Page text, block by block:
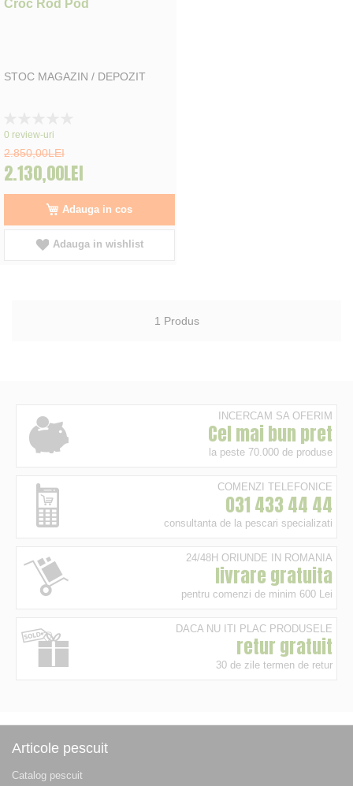
Croc Rod Pod
STOC MAGAZIN / DEPOZIT
0%
0 review-uri
2.850,00LEI
2.130,00LEI
Adauga in cos
Adauga in wishlist
1 Produs
INCERCAM SA OFERIM
Cel mai bun pret
la peste 70.000 de produse
COMENZI TELEFONICE
031 433 44 44
consultanta de la pescari specializati
24/48H ORIUNDE IN ROMANIA
livrare gratuita
pentru comenzi de minim 600 Lei
DACA NU ITI PLAC PRODUSELE
retur gratuit
30 de zile termen de retur
Articole pescuit
Catalog pescuit